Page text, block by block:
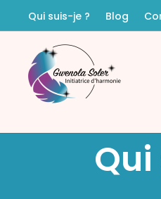
Qui suis-je ? Blog